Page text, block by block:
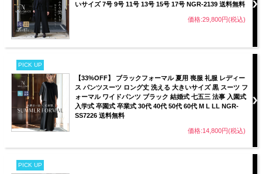
いサイズ 7号 9号 11号 13号 15号 17号 NGR-2139 送料無料
価格:29,800円(税込)
PICK UP
【33%OFF】 ブラックフォーマル 夏用 喪服 礼服 レディー
ス パンツスーツ ロング丈 洗える 大きいサイズ 黒 スーツ フ
ォーマル ワイドパンツ ブラック 結婚式 七五三 法事 入園式
入学式 卒園式 卒業式 30代 40代 50代 60代 M L LL NGR-
SS7226 送料無料
価格:14,800円(税込)
PICK UP